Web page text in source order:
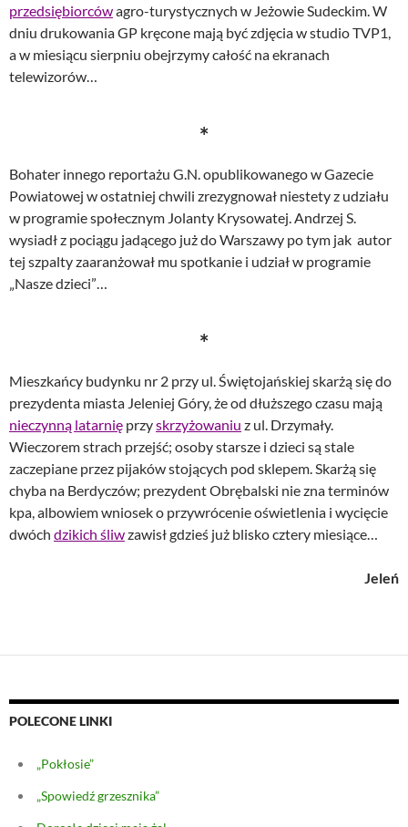
przedsiębiorcówagro-turystycznych w Jeżowie Sudeckim. W
dniu drukowania GP kręcone mają być zdjęcia w studio TVP1,
a w miesiącu sierpniu obejrzymy całość na ekranach
telewizorów…
*
Bohater innego reportażu G.N. opublikowanego w Gazecie
Powiatowej w ostatniej chwili zrezygnował niestety z udziału
w programie społecznym Jolanty Krysowatej. Andrzej S.
wysiadł z pociągu jadącego już do Warszawy po tym jak autor
tej szpalty zaaranżował mu spotkanie i udział w programie
„Nasze dzieci”…
*
Mieszkańcy budynku nr 2 przy ul. Świętojańskiej skarżą się do
prezydenta miasta Jeleniej Góry, że od dłuższego czasu mają
nieczynną latarnię przyskrzyżowaniu z ul. Drzymały.
Wieczorem strach przejść; osoby starsze i dzieci są stale
zaczepiane przez pijaków stojących pod sklepem. Skarżą się
chyba na Berdyczów; prezydent Obrębalski nie zna terminów
kpa, albowiem wniosek o przywrócenie oświetlenia i wycięcie
dwóch dzikich śliwzawisł gdzieś już blisko cztery miesiące…
Jeleń
POLECONE LINKI
„Pokłosie”
„Spowiedź grzesznika”